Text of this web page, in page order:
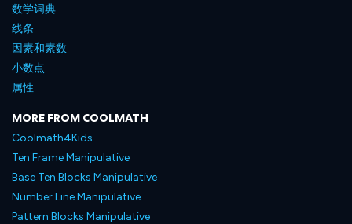
数学词典
线条
因素和素数
小数点
属性
MORE FROM COOLMATH
Coolmath4Kids
Ten Frame Manipulative
Base Ten Blocks Manipulative
Number Line Manipulative
Pattern Blocks Manipulative